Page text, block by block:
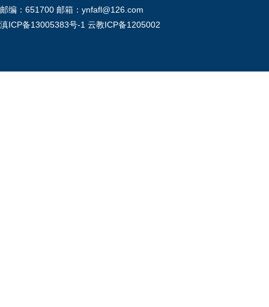
邮编：651700 邮箱：ynfafl@126.com
滇ICP备13005383号-1 云教ICP备1205002